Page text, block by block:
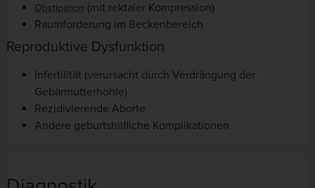
Obstipation (mit rektaler Kompression)
Raumforderung im Beckenbereich
Reproduktive Dysfunktion
Infertilität (verursacht durch Verdrängung der
Gebärmutterhöhle)
Rezidivierende Aborte
Andere geburtshilfliche Komplikationen